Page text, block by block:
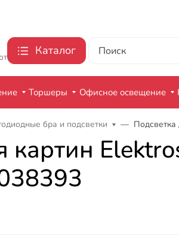
Каталог
Торшеры Офисное освещение
бра и подсветки
картин